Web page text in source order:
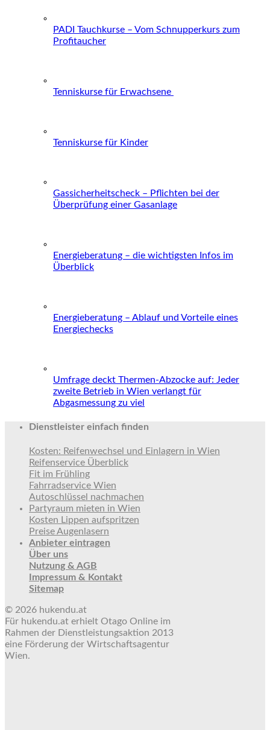
PADI Tauchkurse – Vom Schnupperkurs zum
Profitaucher
Tenniskurse für Erwachsene
Tenniskurse für Kinder
Gassicherheitscheck – Pflichten bei der
Überprüfung einer Gasanlage
Energieberatung – die wichtigsten Infos im
Überblick
Energieberatung – Ablauf und Vorteile eines
Energiechecks
Umfrage deckt Thermen-Abzocke auf: Jeder
zweite Betrieb in Wien verlangt für
Abgasmessung zu viel
Dienstleister einfach finden
Kosten: Reifenwechsel und Einlagern in Wien
Reifenservice Überblick
Fit im Frühling
Fahrradservice Wien
Autoschlüssel nachmachen
Partyraum mieten in Wien
Kosten Lippen aufspritzen
Preise Augenlasern
Anbieter eintragen
Über uns
Nutzung & AGB
Impressum & Kontakt
Sitemap
© 2026 hukendu.at
Für hukendu.at erhielt Otago Online im
Rahmen der Dienstleistungsaktion 2013
eine Förderung der Wirtschaftsagentur
Wien.